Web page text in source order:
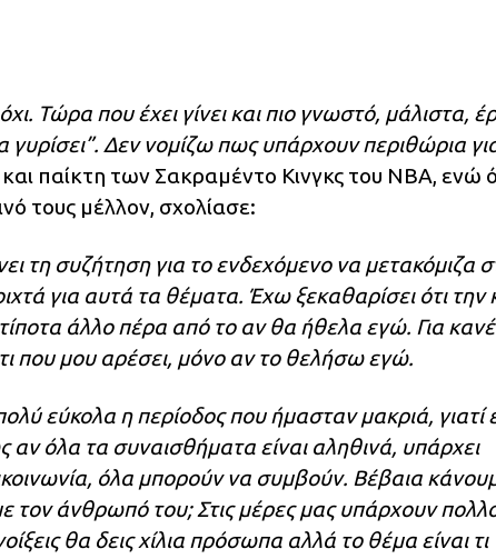
Τώρα που έχει γίνει και πιο γνωστό, μάλιστα,
γυρίσει”. Δεν νομίζω πως υπάρχουν περιθώρια
παίκτη των Σακραμέντο Κινγκς του NBA, ενώ
τους μέλλον, σχολίασε:
τη συζήτηση για το ενδεχόμενο να μετακόμιζα
για αυτά τα θέματα. Έχω ξεκαθαρίσει ότι την
άλλο πέρα από το αν θα ήθελα εγώ. Για
που μου αρέσει, μόνο αν το θελήσω εγώ.
εύκολα η περίοδος που ήμασταν μακριά, γιατί
όλα τα συναισθήματα είναι αληθινά, υπάρχει
όλα μπορούν να συμβούν. Βέβαια
τον άνθρωπό του; Στις μέρες μας υπάρχουν
θα δεις χίλια πρόσωπα αλλά το θέμα είναι τι